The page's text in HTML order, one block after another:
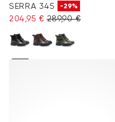
SERRA 345 -29%
204,95 € 289,90 €